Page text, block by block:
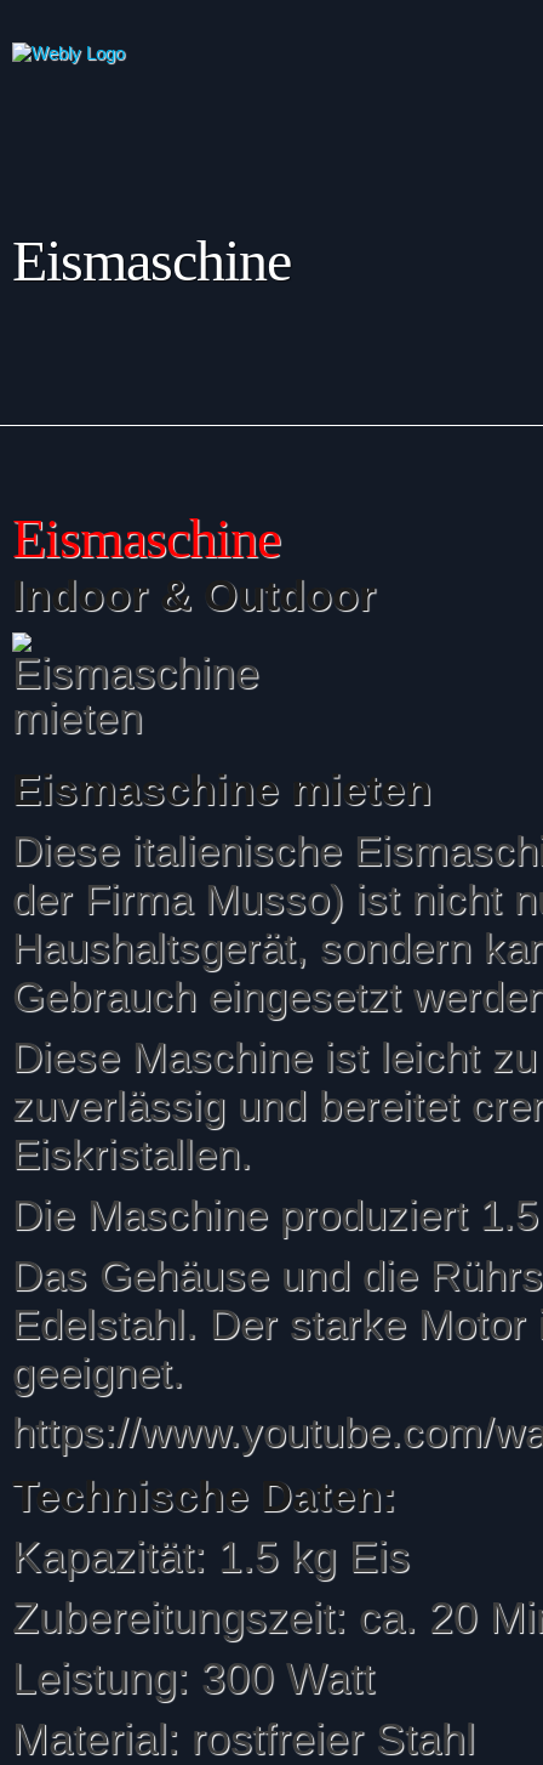
Eismaschine
Eismaschine
Indoor & Outdoor
Eismaschine mieten
Diese italienische
der Firma Musso) ist nicht
Haushaltsgerät, sondern
Gebrauch eingesetzt
Diese Maschine ist leicht
zuverlässig und bereitet
Eiskristallen.
Die Maschine produziert
Das Gehäuse und die
Edelstahl. Der starke
geeignet.
https://www.youtube.com/
Technische Daten:
Kapazität: 1.5 kg Eis
Zubereitungszeit: ca. 20
Leistung: 300 Watt
Material: rostfreier Stahl